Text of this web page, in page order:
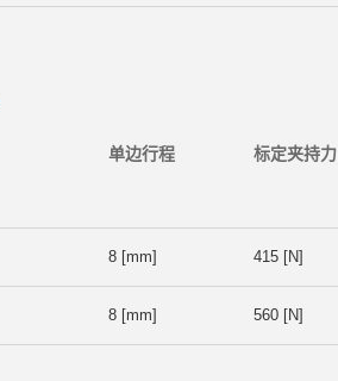
单边行程 标定夹持力
8 [mm] 415 [N]
8 [mm] 560 [N]